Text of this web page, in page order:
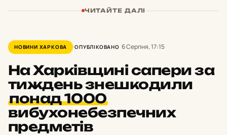
ЧИТАЙТЕ ДАЛІ
НОВИНИ ХАРКОВА ОПУБЛІКОВАНО 6 Серпня, 17:15
На Харківщині сапери за
тиждень знешкодили
понад 1000
вибухонебезпечних
предметів